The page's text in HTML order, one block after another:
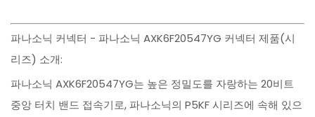
파나소닉 커넥터 - 파나소닉 AXK6F20547YG 커넥터 제품(시
리즈) 소개:
파나소닉 AXK6F20547YG는 높은 정밀도를 자랑하는 20비트
중앙 터치 밴드 접속기로, 파나소닉의 P5KF 시리즈에 속해 있으